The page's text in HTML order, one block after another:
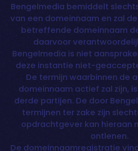
Bengelmedia bemiddelt
van een domeinnaam en zal
betreffende domeinnaam
daarvoor
Bengelmedia is niet
deze instantie niet-
De termijn waarbinnen de
domeinnaam actief zal zijn,
derde partijen. De door
termijnen ter zake zijn
opdrachtgever kan hieraan
ontlenen.
De domeinnaamregistratie